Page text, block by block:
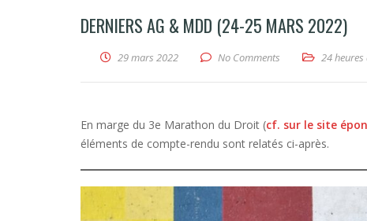
DERNIERS AG & MDD (24-25 MARS 2022)
29 mars 2022 No Comments 24
En marge du 3e Marathon du Droit (cf. sur le site
éléments de compte-rendu sont relatés ci-après.